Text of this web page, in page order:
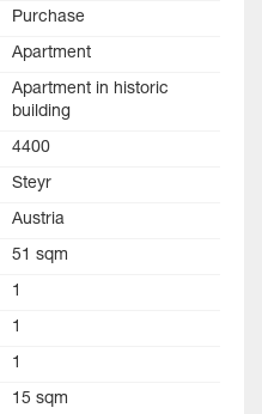
Purchase
Apartment
Apartment in historic
building
4400
Steyr
Austria
51 sqm
1
1
1
15 sqm